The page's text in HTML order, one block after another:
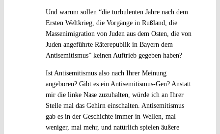
Und warum sollen “die turbulenten Jahre nach dem
Ersten Weltkrieg, die Vorgänge in Rußland, die
Massenimigration von Juden aus dem Osten, die von
Juden angeführte Räterepublik in Bayern dem
Antisemitismus” keinen Auftrieb gegeben haben?
Ist Antisemitismus also nach Ihrer Meinung
angeboren? Gibt es ein Antisemitismus-Gen? Anstatt
mir die linke Nase zuzuhalten, würde ich an Ihrer
Stelle mal das Gehirn einschalten. Antisemitismus
gab es in der Geschichte immer in Wellen, mal
weniger, mal mehr, und natürlich spielen äußere